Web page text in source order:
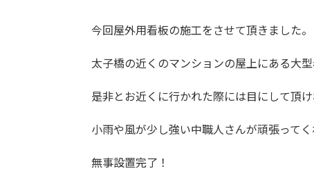
今回屋外用看板の施工をさせて頂きました。
太子橋の近くのマンションの屋上にある大型
是非とお近くに行かれた際には目にして頂け
小雨や風が少し強い中職人さんが頑張ってく
無事設置完了！